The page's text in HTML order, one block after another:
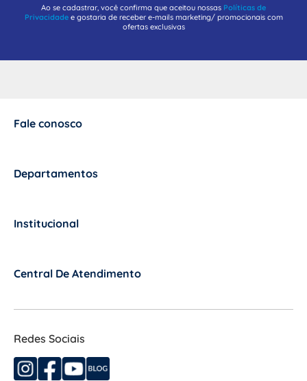
Ao se cadastrar, você confirma que aceitou nossas Políticas de
Privacidadee gostaria de receber e-mails marketing/ promocionais com
ofertas exclusivas
Fale conosco
Departamentos
Institucional
Central De Atendimento
Redes Sociais